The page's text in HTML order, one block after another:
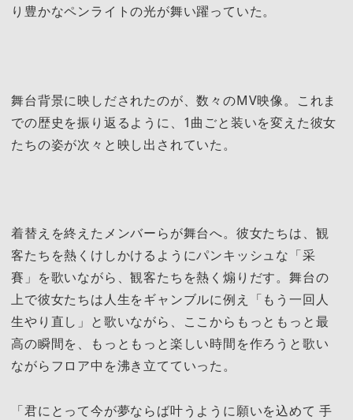
り豊かなペンライトの光が舞い躍っていた。
舞台背景に映しだされたのが、数々のMV映像。これま
での歴史を振り返るように、1曲ごと装いを変えた彼女
たちの姿が次々と映し出されていた。
着替えを終えたメンバーらが舞台へ。彼女たちは、観
客たちを熱くけしかけるようにパンキッシュな「采
賽」を歌いながら、観客たちを熱く煽りだす。舞台の
上で彼女たちは人生をギャンブルに例え「もう一回人
生やり直し」と歌いながら、ここからもっともっと最
高の瞬間を、もっともっと楽しい時間を作ろうと歌い
ながらフロア中を沸き立てていった。
「君にとって今が夢ならば叶うように願いを込めて 手